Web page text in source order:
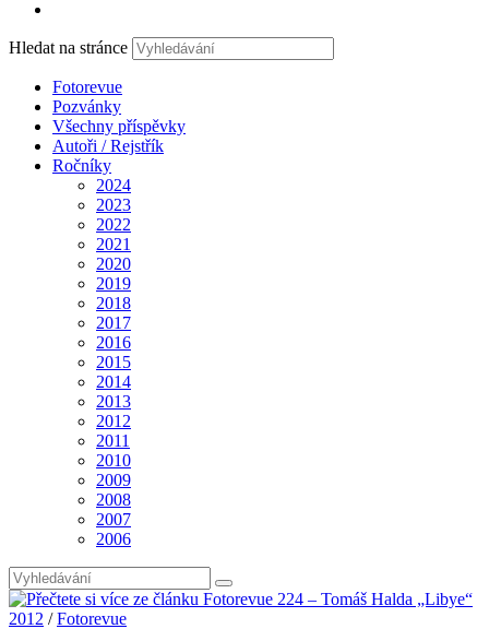
Hledat na stránce
Fotorevue
Pozvánky
Všechny příspěvky
Autoři / Rejstřík
Ročníky
2024
2023
2022
2021
2020
2019
2018
2017
2016
2015
2014
2013
2012
2011
2010
2009
2008
2007
2006
2012 /Fotorevue